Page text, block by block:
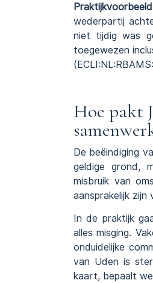
Praktijkvoorbeeld
wederpartij
niet tijdig was
toegewezen
(
Hoe pakt
De beëindiging
geldige grond,
misbruik van
aansprakelijk
In de praktijk
alles misging.
onduidelijke
van Uden is
kaart, bepaalt